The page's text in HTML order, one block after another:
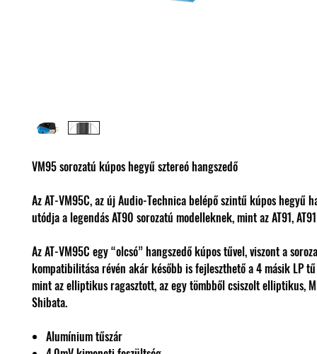
VM95 sorozatú kúpos hegyű sztereó hangszedő
Az AT-VM95C, az új Audio-Technica belépő szintű kúpos hegyű
utódja a legendás AT90 sorozatú modelleknek, mint az AT91,
Az AT-VM95C egy “olcsó” hangszedő kúpos tűvel, viszont a
kompatibilitása révén akár később is fejleszthető a 4 másik LP
mint az elliptikus ragasztott, az egy tömbből csiszolt elliptikus,
Shibata.
Alumínium tűszár